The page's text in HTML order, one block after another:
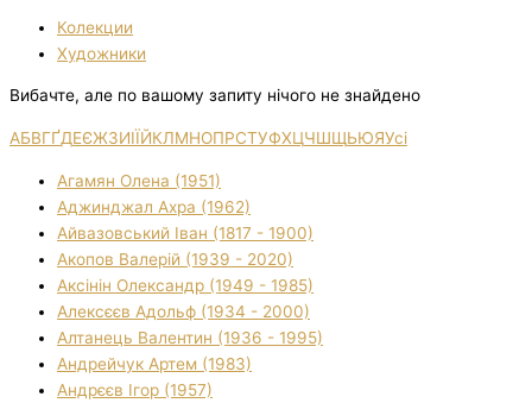
Колекции
Художники
Вибачте, але по вашому запиту нічого не знайдено
АБВГҐДЕЄЖЗИІЇЙКЛМНОПРСТУФХЦЧШЩЬЮЯУсі
Агамян Олена (1951)
Аджинджал Ахра (1962)
Айвазовський Іван (1817 - 1900)
Акопов Валерій (1939 - 2020)
Аксінін Олександр (1949 - 1985)
Алексєєв Адольф (1934 - 2000)
Алтанець Валентин (1936 - 1995)
Андрейчук Артем (1983)
Андрєєв Ігор (1957)